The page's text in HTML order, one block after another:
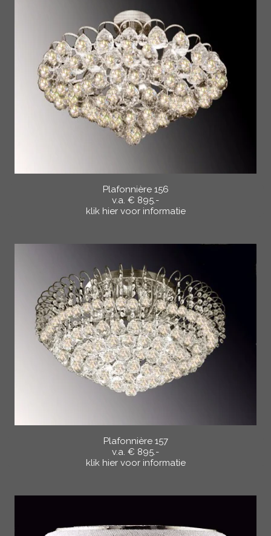
Plafonnière 156
v.a. € 895.-
klik hier voor informatie
Plafonnière 157
v.a. € 895.-
klik hier voor informatie